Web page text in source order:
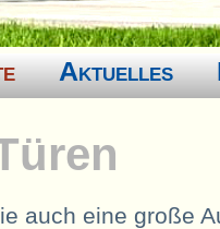
Aktuelles
auch eine große